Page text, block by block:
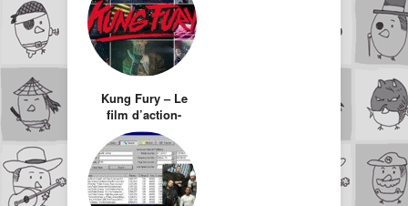
Kung Fury – Le
film d’action-
policier-comédie-
fantastique « type
année 80 »